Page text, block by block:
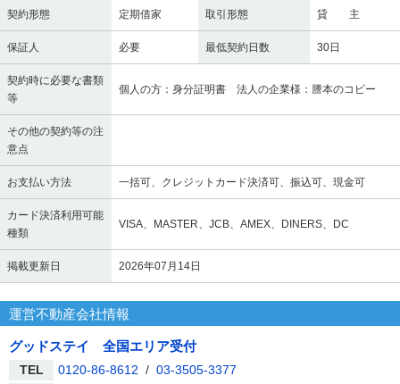
契約形態 定期借家 取引形態 貸 主
保証人 必要 最低契約日数 30日
契約時に必要な書類
等
個人の方：身分証明書 法人の企業様：謄本のコピー
その他の契約等の注
意点
お支払い方法 一括可、クレジットカード決済可、振込可、現金可
カード決済利用可能
種類
VISA、MASTER、JCB、AMEX、DINERS、DC
掲載更新日 2026年07月14日
運営不動産会社情報
グッドステイ 全国エリア受付
TEL 0120-86-8612 / 03-3505-3377